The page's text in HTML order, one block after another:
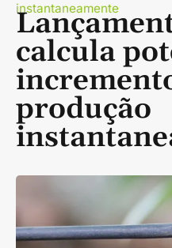
instantaneamente
calcula
produção